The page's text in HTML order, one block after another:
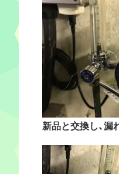
新品と交換し、漏